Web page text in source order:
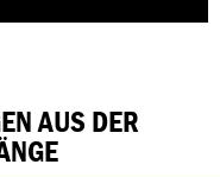
AUS DER